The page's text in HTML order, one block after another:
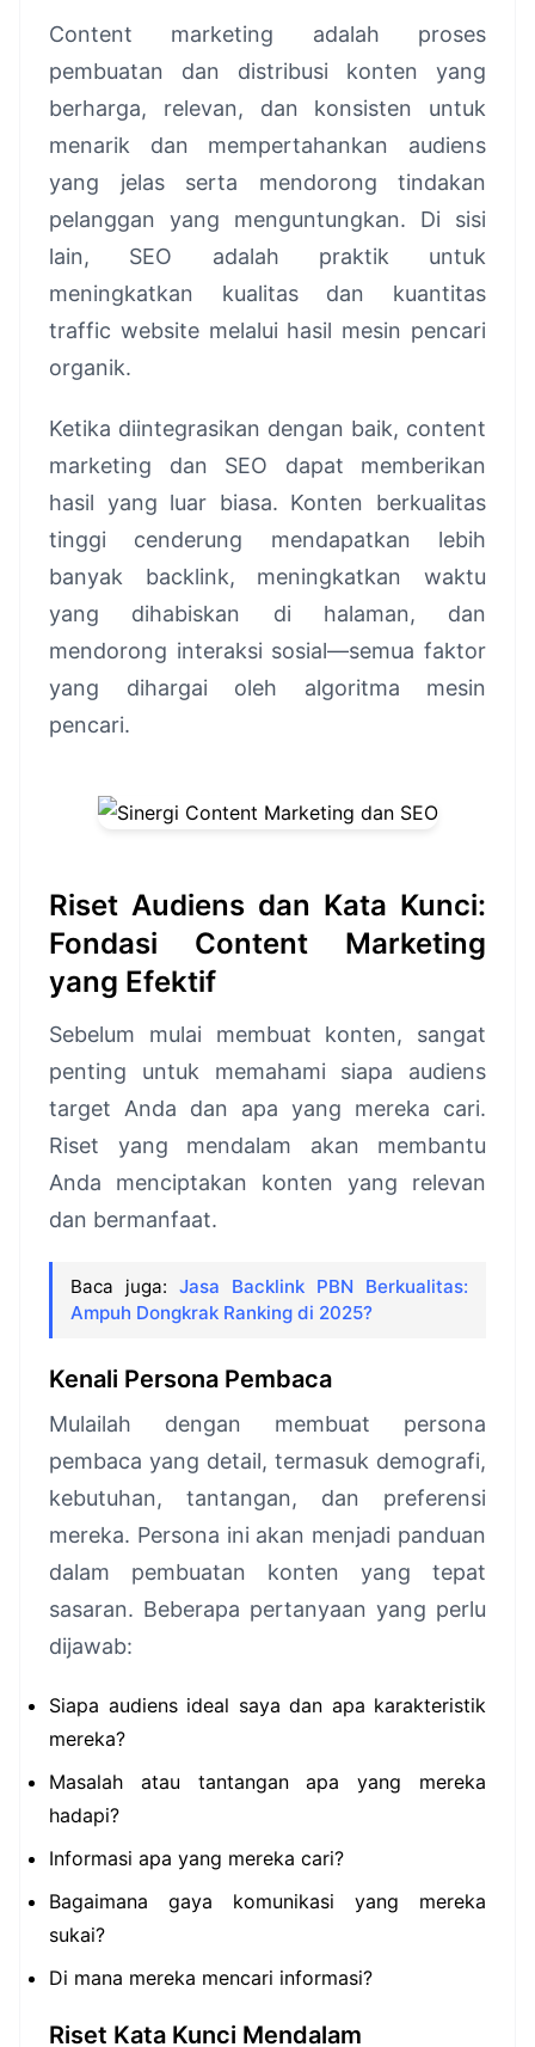
Content marketing adalah proses
pembuatan dan distribusi konten yang
berharga, relevan, dan konsisten untuk
menarik dan mempertahankan audiens
yang jelas serta mendorong tindakan
pelanggan yang menguntungkan. Di sisi
lain, SEO adalah praktik untuk
meningkatkan kualitas dan kuantitas
traffic website melalui hasil mesin pencari
organik.
Ketika diintegrasikan dengan baik, content
marketing dan SEO dapat memberikan
hasil yang luar biasa. Konten berkualitas
tinggi cenderung mendapatkan lebih
banyak backlink, meningkatkan waktu
yang dihabiskan di halaman, dan
mendorong interaksi sosial—semua faktor
yang dihargai oleh algoritma mesin
pencari.
Riset Audiens dan Kata Kunci:
Fondasi Content Marketing
yang Efektif
Sebelum mulai membuat konten, sangat
penting untuk memahami siapa audiens
target Anda dan apa yang mereka cari.
Riset yang mendalam akan membantu
Anda menciptakan konten yang relevan
dan bermanfaat.
Baca juga: Jasa Backlink PBN Berkualitas:
Ampuh Dongkrak Ranking di 2025?
Kenali Persona Pembaca
Mulailah dengan membuat persona
pembaca yang detail, termasuk demografi,
kebutuhan, tantangan, dan preferensi
mereka. Persona ini akan menjadi panduan
dalam pembuatan konten yang tepat
sasaran. Beberapa pertanyaan yang perlu
dijawab:
Siapa audiens ideal saya dan apa karakteristik
mereka?
Masalah atau tantangan apa yang mereka
hadapi?
Informasi apa yang mereka cari?
Bagaimana gaya komunikasi yang mereka
sukai?
Di mana mereka mencari informasi?
Riset Kata Kunci Mendalam